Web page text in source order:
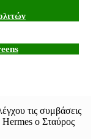
τις συμβάσεις
Hermes o Σταύρος